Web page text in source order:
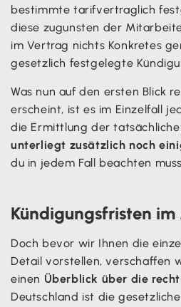
bestimmte tarifvertraglich
diese zugunsten der
im Vertrag nichts Konkretes
gesetzlich festgelegte
Was nun auf den ersten Blick
erscheint, ist es im Einzelfall
die Ermittlung der
unterliegt zusätzlich noch
du in jedem Fall beachten
Kündigungsfristen
Doch bevor wir Ihnen die
Detail vorstellen, verschaffen
einen Überblick über die
Deutschland ist die